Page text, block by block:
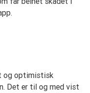
og optimistisk
Det er til og med vist